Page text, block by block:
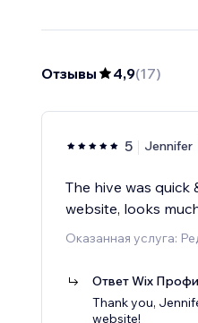
Отзывы 4,9(17)
5 Jennifer
The hive was
website, looks
Оказанная услуга:
Ответ Wix Профи
Thank you,
website!